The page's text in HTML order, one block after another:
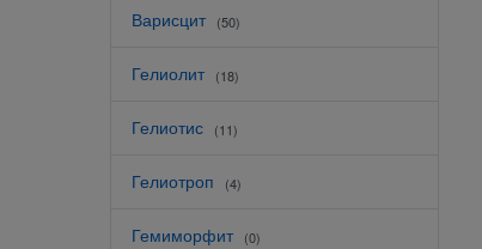
Варисцит (50)
Гелиолит (18)
Гелиотис (11)
Гелиотроп (4)
Гемиморфит (0)